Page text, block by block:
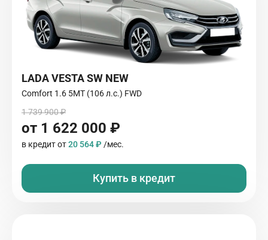
LADA VESTA SW NEW
Comfort 1.6 5MT (106 л.с.) FWD
1 739 900 ₽
от 1 622 000 ₽
в кредит от20 564 ₽ /мес.
Купить в кредит